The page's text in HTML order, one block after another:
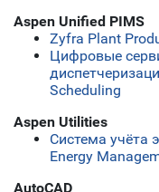
Aspen Unified PIMS
Zyfra Plant
Цифровые
Scheduling
Aspen Utilities
Система учёта
Energy
AutoCAD